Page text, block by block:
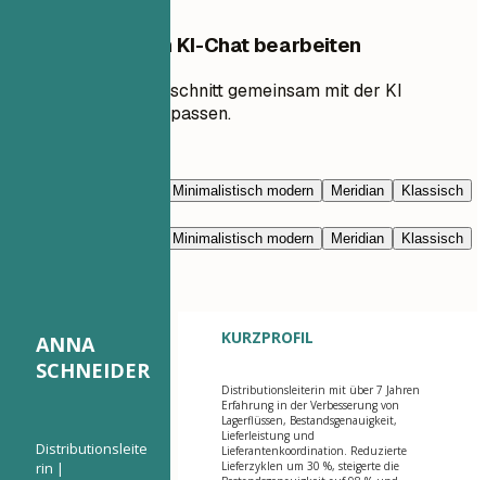
Diese Vorlage im KI-Chat bearbeiten
Lassen Sie jeden Abschnitt gemeinsam mit der KI
umschreiben und anpassen.
Minimalistisch modern Meridian
Klassisch
Minimalistisch modern Meridian
Klassisch
ANNA
SCHNEIDER
Distributionsleite
rin |
KURZPROFIL
Distributionsleiterin mit über 7 Jahren
Erfahrung in der Verbesserung von
Lagerflüssen, Bestandsgenauigkeit,
Lieferleistung und
Lieferantenkoordination. Reduzierte
Lieferzyklen um 30 %, steigerte die